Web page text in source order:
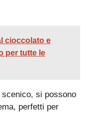
cioccolato e
per tutte le
scenico, si possono
perfetti per